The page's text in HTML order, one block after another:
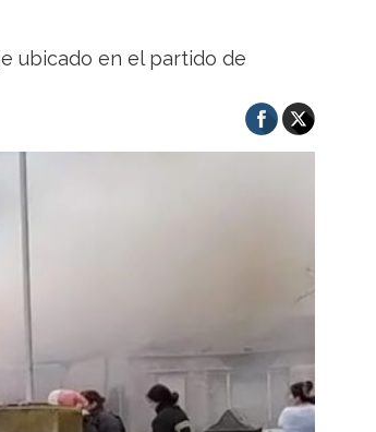
ubicado en el partido de